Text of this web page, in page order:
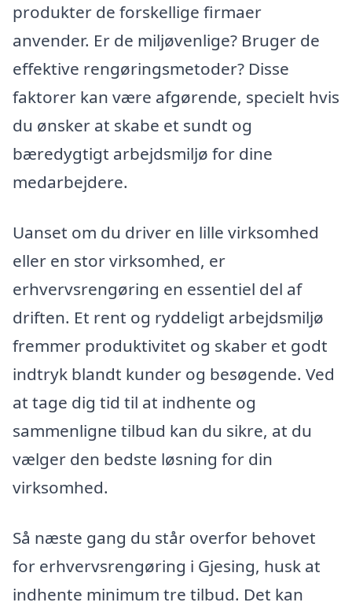
produkter de forskellige firmaer
anvender. Er de miljøvenlige? Bruger de
effektive rengøringsmetoder? Disse
faktorer kan være afgørende, specielt hvis
du ønsker at skabe et sundt og
bæredygtigt arbejdsmiljø for dine
medarbejdere.
Uanset om du driver en lille virksomhed
eller en stor virksomhed, er
erhvervsrengøring en essentiel del af
driften. Et rent og ryddeligt arbejdsmiljø
fremmer produktivitet og skaber et godt
indtryk blandt kunder og besøgende. Ved
at tage dig tid til at indhente og
sammenligne tilbud kan du sikre, at du
vælger den bedste løsning for din
virksomhed.
Så næste gang du står overfor behovet
for erhvervsrengøring i Gjesing, husk at
indhente minimum tre tilbud. Det kan